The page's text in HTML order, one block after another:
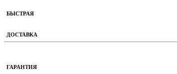
БЫСТРАЯ
ДОСТАВКА
ГАРАНТИЯ